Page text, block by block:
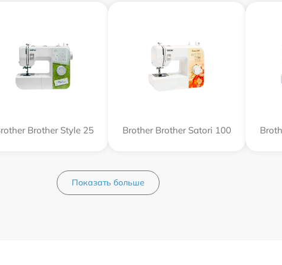
Brother Style 25 Brother Brother Satori 100
Показать больше